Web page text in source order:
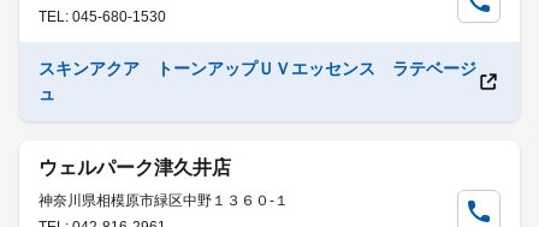
TEL: 045-680-1530
スキンアクア トーンアップＵＶエッセンス ラテベージ
ュ
ウェルパーク津久井店
神奈川県相模原市緑区中野１３６０-１